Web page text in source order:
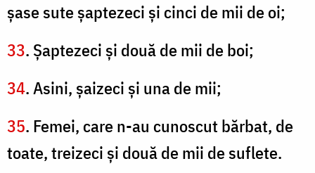
şase sute şaptezeci şi cinci de mii de oi;
33. Şaptezeci şi două de mii de boi;
34. Asini, şaizeci şi una de mii;
35. Femei, care n-au cunoscut bărbat, de
toate, treizeci şi două de mii de suflete.